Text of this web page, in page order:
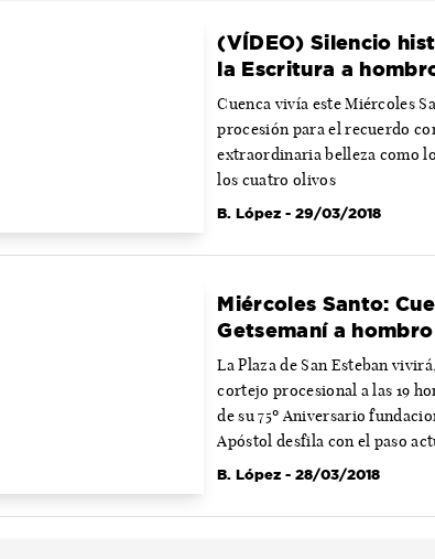
(VÍDEO) Silencio
la Escritura a
Cuenca vivía este Miércoles
procesión para el recuerdo
extraordinaria belleza como
los cuatro olivos
B. López - 29/03/2018
Miércoles Santo:
Getsemaní a
La Plaza de San Esteban
cortejo procesional a las 19
de su 75º Aniversario
Apóstol desfila con el paso
B. López - 28/03/2018